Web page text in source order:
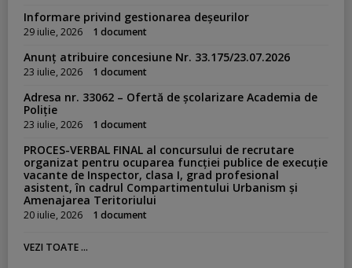
Informare privind gestionarea deșeurilor
29 iulie, 2026 1 document
Anunț atribuire concesiune Nr. 33.175/23.07.2026
23 iulie, 2026 1 document
Adresa nr. 33062 – Ofertă de școlarizare Academia de
Poliție
23 iulie, 2026 1 document
PROCES-VERBAL FINAL al concursului de recrutare
organizat pentru ocuparea funcției publice de execuție
vacante de Inspector, clasa I, grad profesional
asistent, în cadrul Compartimentului Urbanism și
Amenajarea Teritoriului
20 iulie, 2026 1 document
VEZI TOATE ...